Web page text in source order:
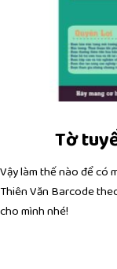
Tờ
Vậy làm thế nào để có
Thiên Văn Barcode
cho mình nhé!